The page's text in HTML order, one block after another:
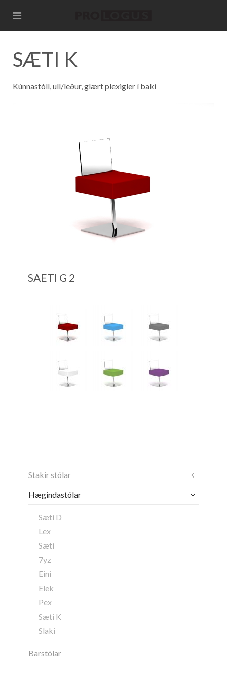
SÆTI K
Kúnnastóll, ull/leður, glært plexigler í baki
SAETI G 2
Stakir stólar
Hægindastólar
Sæti D
Lex
Sæti
7yz
Eini
Elek
Pex
Sæti K
Slaki
Barstólar